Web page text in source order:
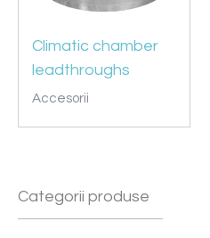
Climatic chamber
leadthroughs
Accesorii
Categorii produse